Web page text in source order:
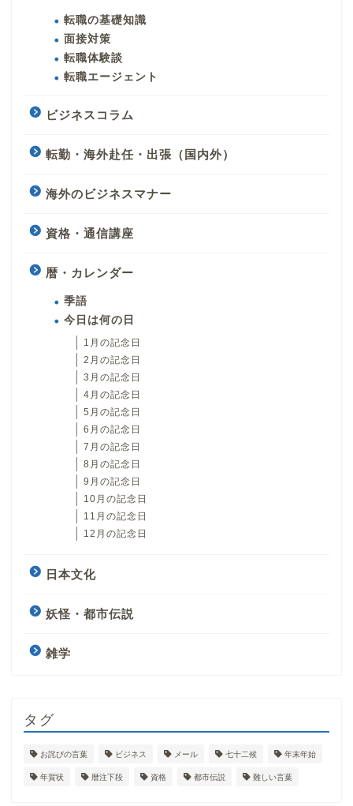
転職の基礎知識
面接対策
転職体験談
転職エージェント
ビジネスコラム
転勤・海外赴任・出張（国内外）
海外のビジネスマナー
資格・通信講座
暦・カレンダー
季語
今日は何の日
1月の記念日
2月の記念日
3月の記念日
4月の記念日
5月の記念日
6月の記念日
7月の記念日
8月の記念日
9月の記念日
10月の記念日
11月の記念日
12月の記念日
日本文化
妖怪・都市伝説
雑学
タグ
お詫びの言葉 ビジネス メール 七十二候 年末年始
年賀状 暦注下段 資格 都市伝説 難しい言葉